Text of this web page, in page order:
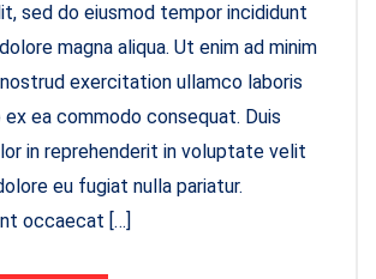
sed do eiusmod tempor incididunt
magna aliqua. Ut enim ad minim
exercitation ullamco laboris
ex ea commodo consequat. Duis
in reprehenderit in voluptate velit
eu fugiat nulla pariatur.
occaecat […]